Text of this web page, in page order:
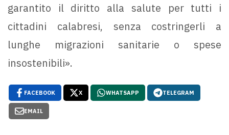
garantito il diritto alla salute per tutti i
cittadini calabresi, senza costringerli a
lunghe migrazioni sanitarie o spese
insostenibili».
FACEBOOK X WHATSAPP TELEGRAM
EMAIL